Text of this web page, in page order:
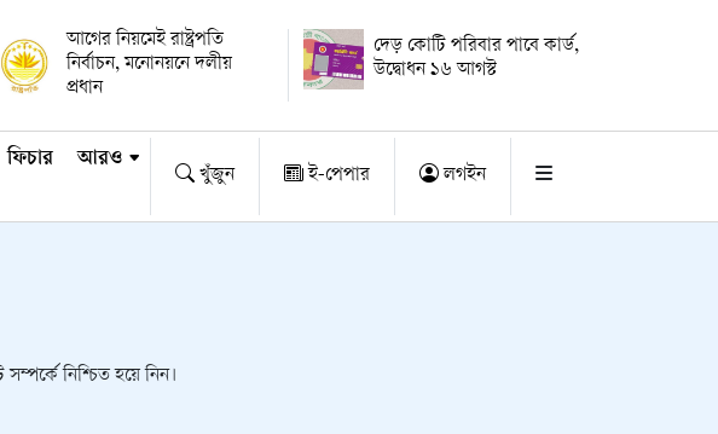
আগের নিয়মেই রাষ্ট্রপতি
নির্বাচন, মনোনয়নে দলীয়
প্রধান
দেড় কোটি পরিবার পাবে কার্ড,
উদ্বোধন ১৬ আগস্ট
ফিচার আরও
খুঁজুন ই-পেপার লগইন
নিশ্চিত হয়ে নিন।